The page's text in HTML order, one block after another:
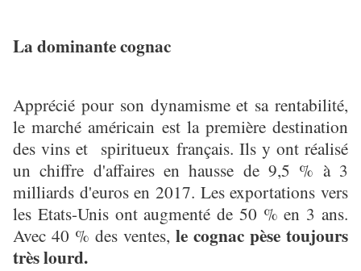
La dominante cognac
Apprécié pour son dynamisme et sa rentabilité,
le marché américain est la première destination
des vins et spiritueux français. Ils y ont réalisé
un chiffre d'affaires en hausse de 9,5 % à 3
milliards d'euros en 2017. Les exportations vers
les Etats-Unis ont augmenté de 50 % en 3 ans.
Avec 40 % des ventes, le cognac pèse toujours
très lourd.